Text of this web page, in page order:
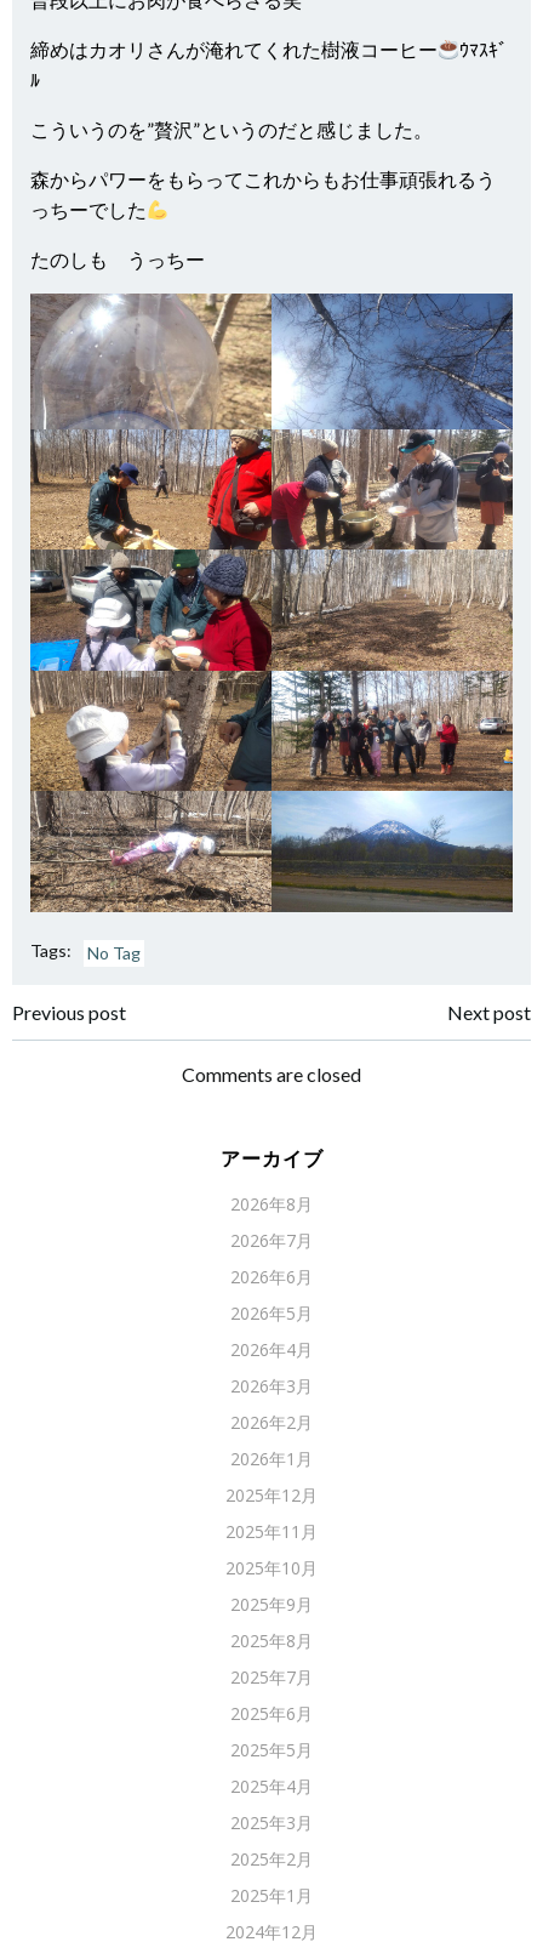
締めはカオリさんが淹れてくれた樹液コーヒー
ｳﾏｽｷﾞ
ﾙ
こういうのを”贅沢”というのだと感じました。
森からパワーをもらってこれからもお仕事頑張れるう
っちーでした
たのしも うっちー
Tags: No Tag
Post
navigation
Previous post
navigation
Next post
Comments are closed
アーカイブ
2026年8月
2026年7月
2026年6月
2026年5月
2026年4月
2026年3月
2026年2月
2026年1月
2025年12月
2025年11月
2025年10月
2025年9月
2025年8月
2025年7月
2025年6月
2025年5月
2025年4月
2025年3月
2025年2月
2025年1月
2024年12月